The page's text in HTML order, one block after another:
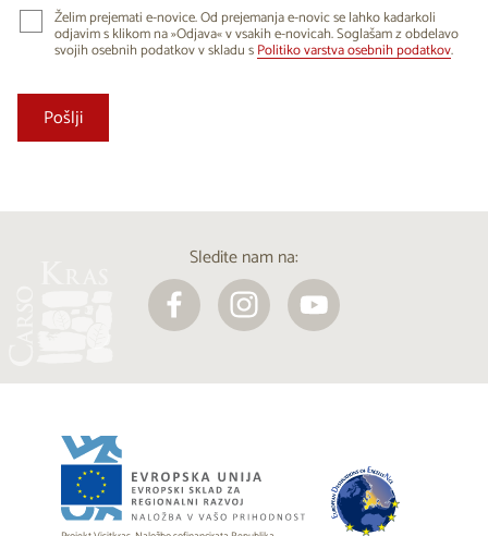
Želim prejemati e-novice. Od prejemanja e-novic se lahko kadarkoli
odjavim s klikom na »Odjava« v vsakih e-novicah. Soglašam z obdelavo
svojih osebnih podatkov v skladu sPolitiko varstva osebnih podatkov.
Sledite nam na: